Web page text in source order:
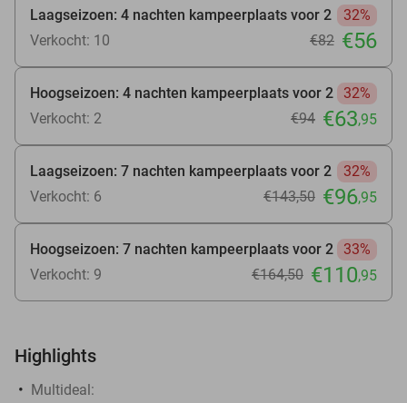
Laagseizoen: 4 nachten kampeerplaats voor 2
32%
Verkocht: 10
€82 €56
Hoogseizoen: 4 nachten kampeerplaats voor 2
32%
Verkocht: 2
€94 €63,95
Laagseizoen: 7 nachten kampeerplaats voor 2
32%
Verkocht: 6
€143,50 €96,95
Hoogseizoen: 7 nachten kampeerplaats voor 2
33%
Verkocht: 9
€164,50 €110,95
Highlights
Multideal: